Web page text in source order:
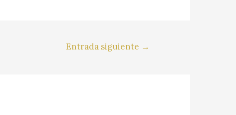
Entrada siguiente →